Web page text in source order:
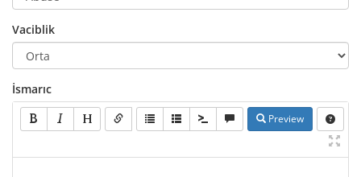
Vaciblik
İsmarıc
Preview